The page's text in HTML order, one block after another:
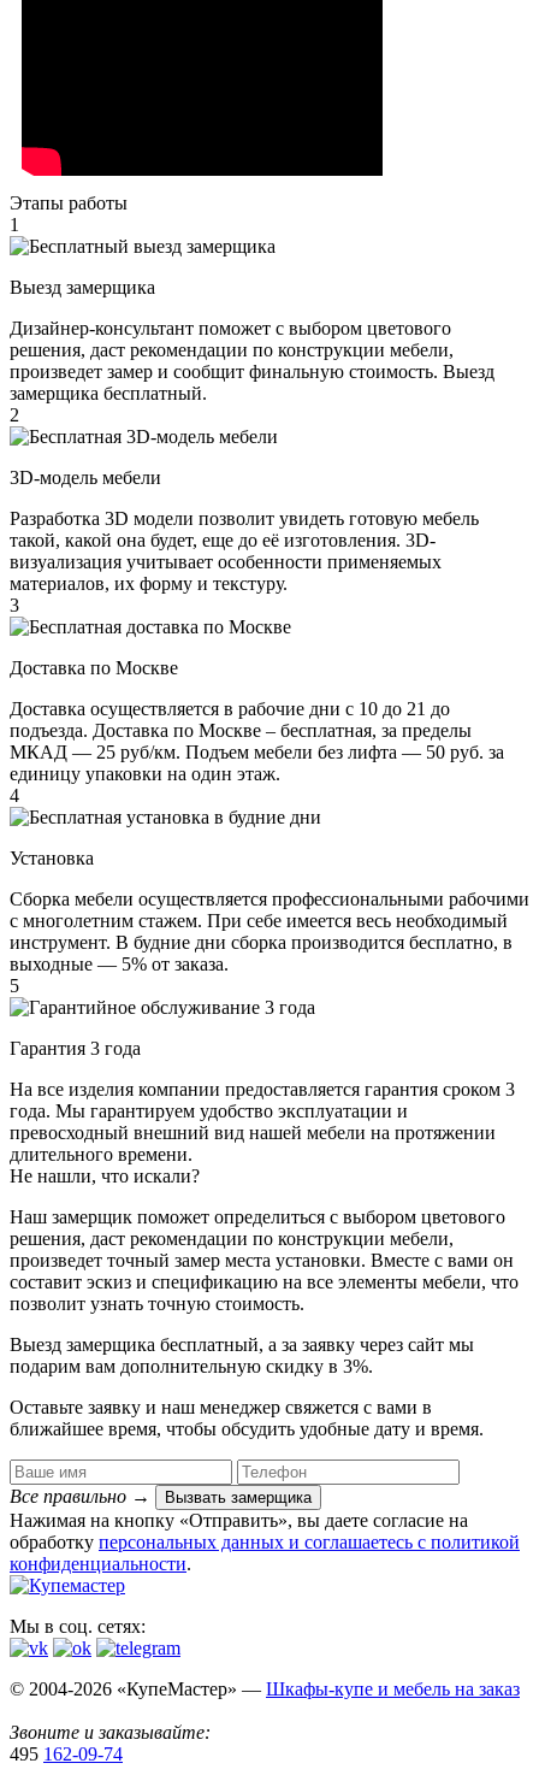
Этапы работы
1
Выезд замерщика
Дизайнер-консультант поможет с выбором цветового
решения, даст рекомендации по конструкции мебели,
произведет замер и сообщит финальную стоимость. Выезд
замерщика бесплатный.
2
3D-модель мебели
Разработка 3D модели позволит увидеть готовую мебель
такой, какой она будет, еще до её изготовления. 3D-
визуализация учитывает особенности применяемых
материалов, их форму и текстуру.
3
Доставка по Москве
Доставка осуществляется в рабочие дни с 10 до 21 до
подъезда. Доставка по Москве – бесплатная, за пределы
МКАД — 25 руб/км. Подъем мебели без лифта — 50 руб. за
единицу упаковки на один этаж.
4
Установка
Сборка мебели осуществляется профессиональными рабочими
с многолетним стажем. При себе имеется весь необходимый
инструмент. В будние дни сборка производится бесплатно, в
выходные — 5% от заказа.
5
Гарантия 3 года
На все изделия компании предоставляется гарантия сроком 3
года. Мы гарантируем удобство эксплуатации и
превосходный внешний вид нашей мебели на протяжении
длительного времени.
Не нашли, что искали?
Наш замерщик поможет определиться с выбором цветового
решения, даст рекомендации по конструкции мебели,
произведет точный замер места установки. Вместе с вами он
составит эскиз и спецификацию на все элементы мебели, что
позволит узнать точную стоимость.
Выезд замерщика бесплатный, а за заявку через сайт мы
подарим вам дополнительную скидку в 3%.
Оставьте заявку и наш менеджер свяжется с вами в
ближайшее время, чтобы обсудить удобные дату и время.
Все правильно → Вызвать замерщика
Нажимая на кнопку «Отправить», вы даете согласие на
обработку персональных данных​ и соглашаетесь c политикой
конфиденциальности.
Мы в соц. сетях:
© 2004-2026 «КупеМастер» — Шкафы-купе и мебель на заказ
Звоните и заказывайте:
495 162-09-74